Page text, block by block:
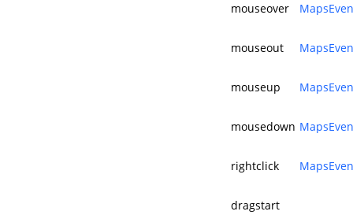
mouseover
mouseout
mouseup
mousedown
rightclick
dragstart